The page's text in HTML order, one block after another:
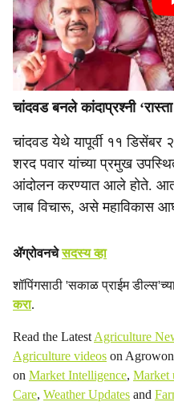
चांदवड बनले कांदाप्रश्नी
चांदवड येथे यापूर्वी ११ डिसेंबर
शरद पवार यांच्या प्रमुख
आंदोलन करण्यात आले होते.
जाब विचारू, असे महाविकास
ॲग्रोवनचेसदस्य व्हा
शॉपिंगसाठी 'सकाळ प्राईम
करा.
Read the Latest Agriculture
Agriculture videos on
on Market Intelligence, Market
Care, Weather Updates and